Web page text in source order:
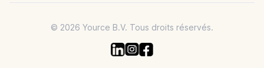
© 2026 Yource B.V. Tous droits réservés.